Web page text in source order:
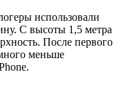
использовали
С высоты 1,5 метра
После первого
меньше